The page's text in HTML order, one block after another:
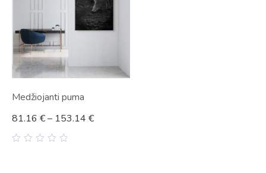
Medžiojanti puma
81.16 €– 153.14 €